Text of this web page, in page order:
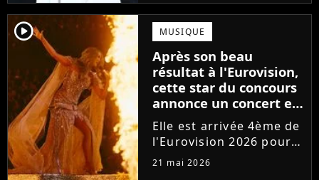
plus écoutée de la
compétition en
streaming n'est pas une
des favorites !
player2 MUSIQUE
Après son beau
résultat à l'Eurovision,
cette star du concours
annonce un concert en
France
Elle est arrivée 4ème de
l'Eurovision 2026 pour
l'Australie. Bonne
21 mai 2026